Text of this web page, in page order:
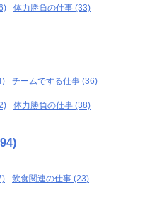
体力勝負の仕事 (33)
チームでする仕事 (36)
体力勝負の仕事 (38)
飲食関連の仕事 (23)